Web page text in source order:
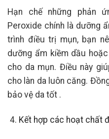
Hạn chế những phản
Peroxide chính là dưỡng
trình điều trị mụn, bạn
dưỡng ẩm kiềm dầu
cho da mụn. Điều này
cho làn da luôn căng.
bảo vệ da tốt .
Kết hợp các hoạt chất